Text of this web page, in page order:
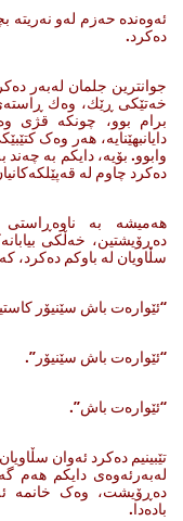
ئه‌وه‌نده‌ حه‌زم له‌و نه‌ریتە
ده‌کرد.
جوانترین جلمان له‌به‌ر
خه‌تێکی ڕێك، وه‌ك ڕاسته‌ی
برام بوو، چونکە قژی
دایانبهێنایه‌، هه‌ر وه‌ک
وابوو. بۆیه‌، دایکم به‌
ده‌کرد چاوم له‌
هه‌میشه‌ به‌ ناوه‌ڕاستی
ده‌ڕۆیشتین، خه‌ڵکی
سڵاویان له‌ باوکم
“ئێواره‌ت باش سێنیۆر
“ئێواره‌ت باش سێنیۆر”.
“ئێوارەت باش”.
تێبینیم ده‌کرد ئه‌وان
له‌به‌رئه‌وه‌ی دایکم هه‌م
ده‌ڕۆیشت، وه‌ک خانمه‌
باده‌دا.